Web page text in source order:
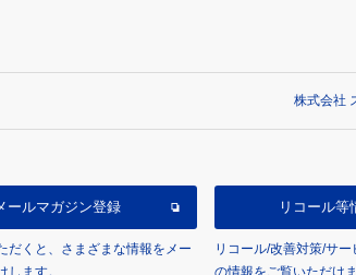
株式会社
ールマガジン登録
だくと、さまざまな情報をメー
します。
リコール等
リコール/改善対策/サ
の情報をご覧いただけま